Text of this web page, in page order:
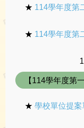
★ 114學年度第
★ 114學年度第
【114學年度第
★學校單位提案